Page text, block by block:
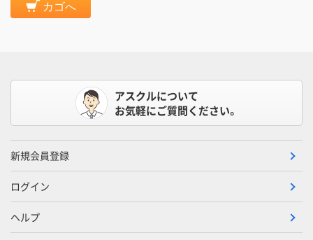
カゴへ
アスクルについて
お気軽にご質問ください。
新規会員登録
ログイン
ヘルプ